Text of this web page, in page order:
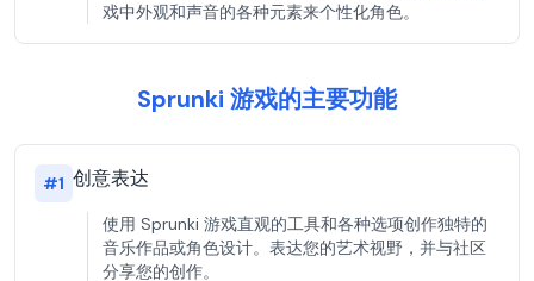
戏中外观和声音的各种元素来个性化角色。
Sprunki 游戏的主要功能
#1 创意表达
使用 Sprunki 游戏直观的工具和各种选项创作独特的
音乐作品或角色设计。表达您的艺术视野，并与社区
分享您的创作。